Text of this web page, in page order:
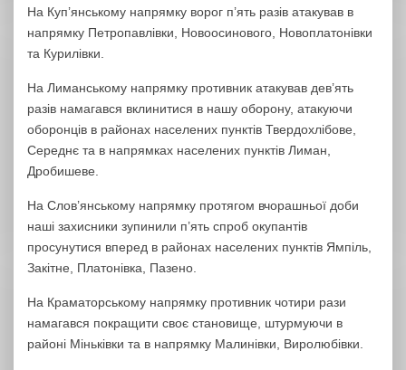
На Куп’янському напрямку ворог п’ять разів атакував в
напрямку Петропавлівки, Новоосинового, Новоплатонівки
та Курилівки.
На Лиманському напрямку противник атакував дев’ять
разів намагався вклинитися в нашу оборону, атакуючи
оборонців в районах населених пунктів Твердохлібове,
Середнє та в напрямках населених пунктів Лиман,
Дробишеве.
На Слов’янському напрямку протягом вчорашньої доби
наші захисники зупинили п’ять спроб окупантів
просунутися вперед в районах населених пунктів Ямпіль,
Закітне, Платонівка, Пазено.
На Краматорському напрямку противник чотири рази
намагався покращити своє становище, штурмуючи в
районі Міньківки та в напрямку Малинівки, Виролюбівки.